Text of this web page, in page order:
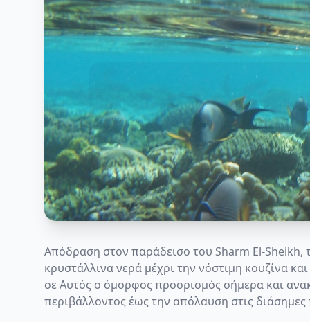
Απόδραση στον παράδεισο του Sharm El-Sheikh,
κρυστάλλινα νερά μέχρι την νόστιμη κουζίνα
σε Αυτός ο όμορφος προορισμός σήμερα και
περιβάλλοντος έως την απόλαυση στις